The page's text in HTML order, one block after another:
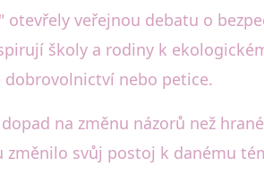
veřejnou debatu o
školy a rodiny k
nebo petice.
na změnu názorů než
svůj postoj k danému